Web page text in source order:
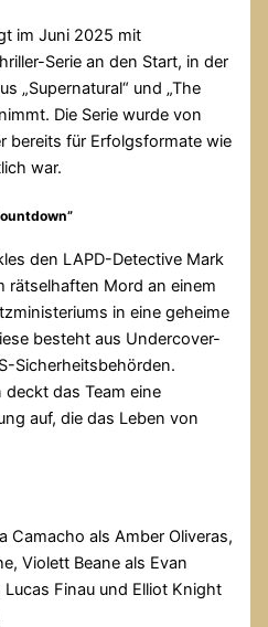
im Juni 2025 mit
Serie an den Start, in der
„Supernatural“ und „The
Die Serie wurde von
bereits für Erfolgsformate wie
war.
den LAPD-Detective Mark
rätselhaften Mord an einem
in eine geheime
besteht aus Undercover-
Sicherheitsbehörden.
das Team eine
auf, die das Leben von
Camacho als Amber Oliveras,
Violett Beane als Evan
Finau und Elliot Knight